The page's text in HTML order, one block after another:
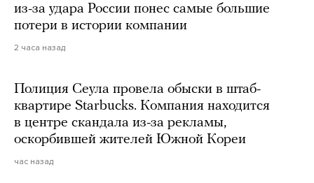
из-за удара России понес самые большие
потери в истории компании
2 часа назад
Полиция Сеула провела обыски в штаб-
квартире Starbucks. Компания находится
в центре скандала из-за рекламы,
оскорбившей жителей Южной Кореи
час назад